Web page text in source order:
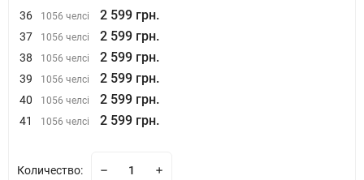
36 1056 челсі 2 599 грн.
37 1056 челсі 2 599 грн.
38 1056 челсі 2 599 грн.
39 1056 челсі 2 599 грн.
40 1056 челсі 2 599 грн.
41 1056 челсі 2 599 грн.
Количество: